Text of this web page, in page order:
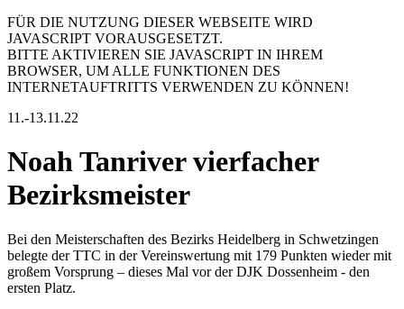
FÜR DIE NUTZUNG DIESER WEBSEITE WIRD
JAVASCRIPT VORAUSGESETZT.
BITTE AKTIVIEREN SIE JAVASCRIPT IN IHREM
BROWSER, UM ALLE FUNKTIONEN DES
INTERNETAUFTRITTS VERWENDEN ZU KÖNNEN!
11.-13.11.22
Noah Tanriver vierfacher
Bezirksmeister
Bei den Meisterschaften des Bezirks Heidelberg in Schwetzingen
belegte der TTC in der Vereinswertung mit 179 Punkten wieder mit
großem Vorsprung – dieses Mal vor der DJK Dossenheim - den
ersten Platz.